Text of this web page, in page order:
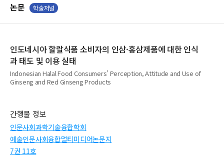
논문 학술저널
인도네시아 할랄식품 소비자의 인삼·홍삼제품에 대한 인식
과 태도 및 이용 실태
Indonesian Halal Food Consumers' Perception, Attitude and Use of
Ginseng and Red Ginseng Products
간행물 정보
인문사회과학기술융합학회
예술인문사회융합멀티미디어논문지
7권 11호